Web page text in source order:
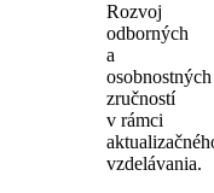
Rozvoj
odborných
a
osobnostných
zručností
v rámci
vzdelávania.